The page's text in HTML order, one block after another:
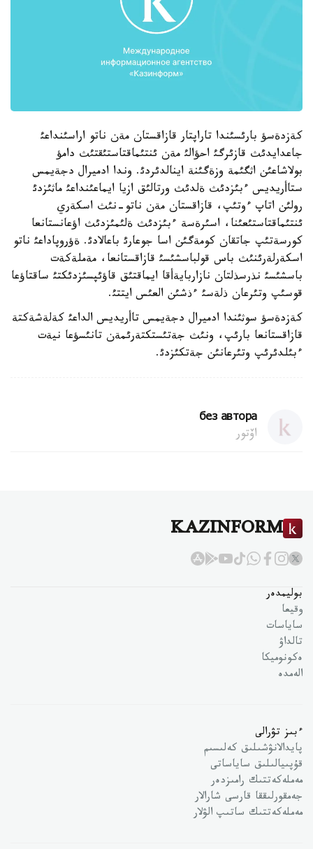
كةزدةسؤ بارئسئندا تاراپتار قازاقستان مةن ناتو اراسئنداعئ
جاعدايدئث قازئرگئ احؤالئ مةن ئنتئماقتاستئقتئث دامؤ
بولاشاعئن اثگئمة وزةگئنة اينالدئردئ. وندا ادميرال دجةيمس
ستاأريديس ءبئزدئث ةلدئث ورتالئق ازيا ايماعئنداعئ ماثئزدئ
رولئن اتاپ ءوتئپ، قازاقستان مةن ناتو-نئث اسكةري
ئنتئماقتاستئعئنا، اسئرةسة ءبئزدئث ةلئمئزدئث اؤعانستانعا
كورسةتئپ جاتقان كومةگئن اسا جوعارئ باعالادئ. ةؤروپاداعئ ناتو
اسكةرلةرئنئث باس قولباسشئسئ قازاقستانعا، مةملةكةت
باسشئسئ نذرسذلتان نازاربايةأقا ايماقتئق قاؤئپسئزدئكتئ ساقتاؤعا
قوسئپ وتئرعان ذلةسئ ءذشئن العئس ايتتئ.
كةزدةسؤ سوثئندا ادميرال دجةيمس تاأريديس الداعئ كةلةشةكتة
قازاقستانعا بارئپ، ونئث جةتئستكتةرئمةن تانئسؤعا نيةت
ءبئلدئرئپ وتئرعانئن جةتكئزدئ.
без автора
اۆتور
KAZINFORM
بوليمدەر
وقيعا
ساياسات
تالداۋ
ەكونوميكا
الەمدە
ءبىز تۋرالى
پايدالانۋشىلىق كەلىسىم
قۇپىيالىلىق ساياساتى
مەملەكەتتىك رامىزدەر
جەمقورلىققا قارسى شارالار
مەملەكەتتىك ساتىپ الۋلار